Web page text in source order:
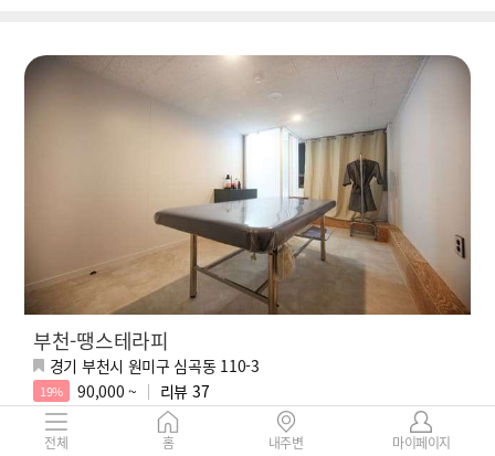
부천-땡스테라피
경기 부천시 원미구 심곡동 110-3
19% 90,000 ~ 리뷰 37
부천 심곡동 [땡스테라피] ❣️부천 최초 버블스웨디시❣️각룸샤워실❣️전
전체 홈 내주변 마이페이지